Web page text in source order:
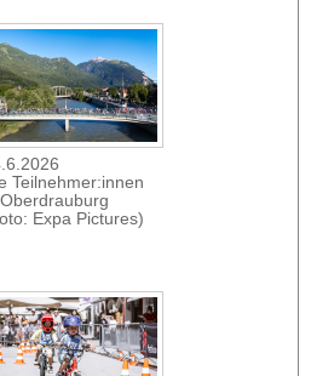
Teilnehmer:innen
Expa Pictures)